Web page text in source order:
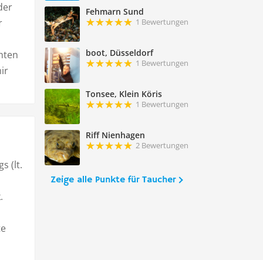
Fehmarn Sund
1 Bewertungen
boot, Düsseldorf
1 Bewertungen
Tonsee, Klein Köris
1 Bewertungen
Riff Nienhagen
2 Bewertungen
Zeige alle Punkte für Taucher
(lt.